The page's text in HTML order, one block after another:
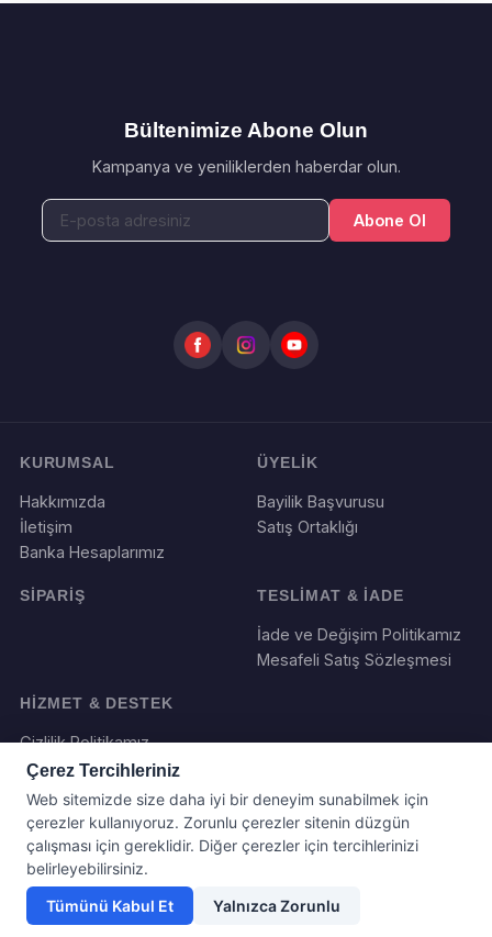
Bültenimize Abone Olun
Kampanya ve yeniliklerden haberdar olun.
Abone Ol
KURUMSAL
Hakkımızda
İletişim
Banka Hesaplarımız
ÜYELİK
Bayilik Başvurusu
Satış Ortaklığı
SİPARİŞ TESLİMAT & İADE
İade ve Değişim Politikamız
Mesafeli Satış Sözleşmesi
HİZMET & DESTEK
Gizlilik Politikamız
Yazılım ve Tasarım : Webboll. Tum haklari saklidir.
Çerez Tercihleriniz
Web sitemizde size daha iyi bir deneyim sunabilmek için
çerezler kullanıyoruz. Zorunlu çerezler sitenin düzgün
çalışması için gereklidir. Diğer çerezler için tercihlerinizi
belirleyebilirsiniz.
Tümünü Kabul Et
Yalnızca Zorunlu